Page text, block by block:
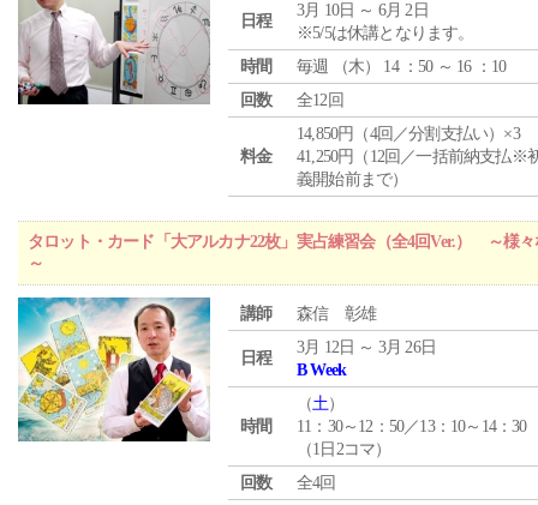
日程
3月 10日 ～ 6月 2日
※5/5は休講となります。
時間
毎週 （木） 14 ：50 ～ 16 ：10
回数
全12回
料金
14,850円（4回／分割支払い）×3
41,250円（12回／一括前納支払※
義開始前まで）
タロット・カード「大アルカナ22枚」実占練習会（全4回Ver.） ～様
～
講師 森信 彰雄
日程
3月 12日 ～ 3月 26日
B Week
時間
（土）
11：30～12：50／13：10～14：30
（1日2コマ）
回数
全4回